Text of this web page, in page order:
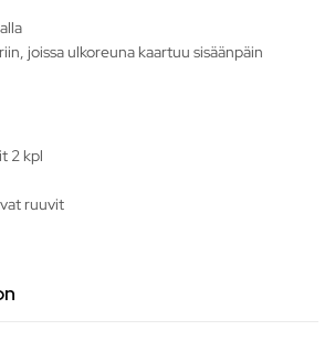
joissa ulkoreuna kaartuu sisäänpäin
2 kpl
ruuvit